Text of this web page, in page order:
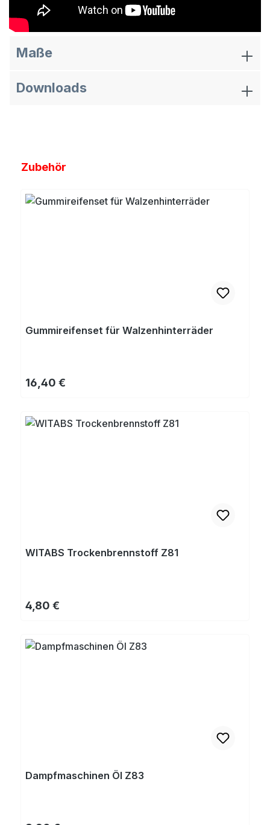
Maße
Downloads
Produktgalerie überspringen
Zubehör
Gummireifenset für Walzenhinterräder
Regulärer Preis:
16,40 €
WITABS Trockenbrennstoff Z81
Regulärer Preis:
4,80 €
Dampfmaschinen Öl Z83